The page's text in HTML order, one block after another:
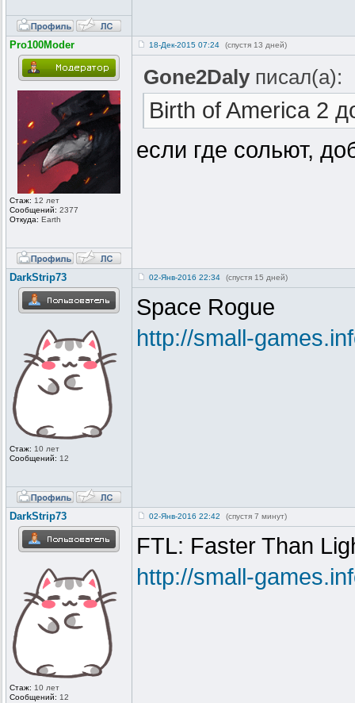
Pro100Moder
Стаж: 12 лет
Сообщений: 2377
Откуда: Earth
18-Дек-2015 07:24 (спустя 13 дней)
Gone2Dalyписал(а):
Birth of America 2
если где сольют,
DarkStrip73
Стаж: 10 лет
Сообщений: 12
02-Янв-2016 22:34 (спустя 15 дней)
Space Rogue
http://small-
DarkStrip73
Стаж: 10 лет
Сообщений: 12
02-Янв-2016 22:42 (спустя 7 минут)
FTL: Faster Than
http://small-